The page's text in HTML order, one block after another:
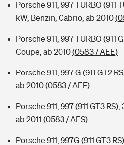
Porsche 911, 997 TURBO (911
kW, Benzin, Cabrio, ab 2010
Porsche 911, 997 TURBO (911
Coupe, ab 2010(0583 / AEE)
Porsche 911, 997 G (911 GT2
ab 2010(0583 / AEF)
Porsche 911, 997 (911 GT3
ab 2011 (0583 / AES)
Porsche 911, 997G (911 GT3